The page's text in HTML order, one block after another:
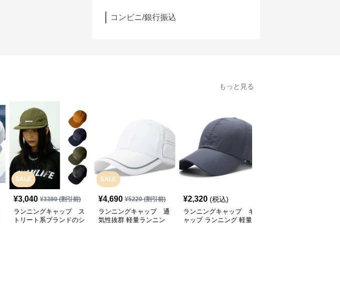
コンビニ/銀行振込
もっと見る
SALE
¥3,040 ¥3380(割引前)
ランニングキャップ ス
トリート系ブランドのシ
SALE
¥4,690 ¥5220(割引前)
ランニングキャップ 通
気性抜群 軽量ランニン
¥2,320 (税込)
ランニングキャップ キ
ャップ ランニング 軽量